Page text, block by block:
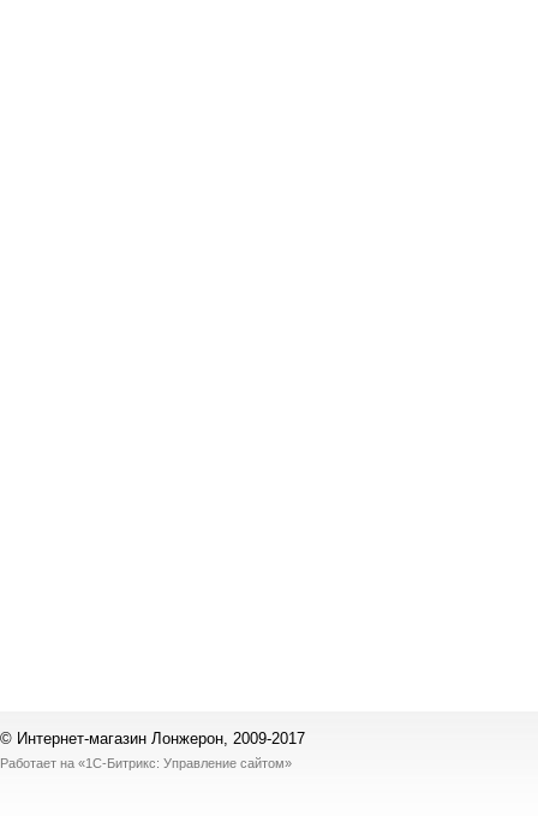
© Интернет-магазин Лонжерон, 2009-2017
Работает на «1С-Битрикс: Управление сайтом»